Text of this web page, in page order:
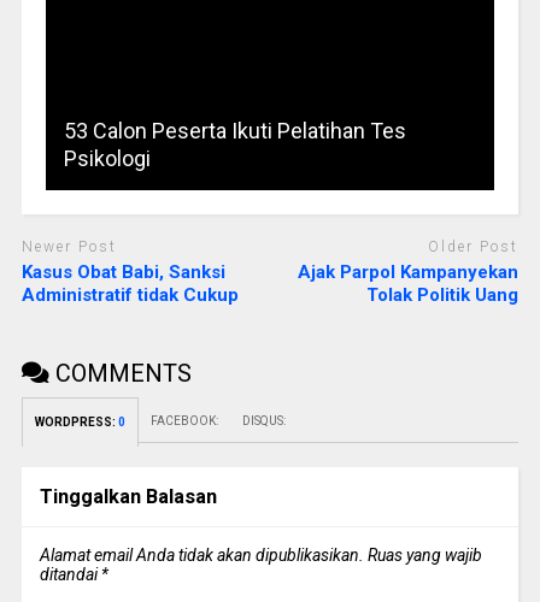
53 Calon Peserta Ikuti Pelatihan Tes
Psikologi
Newer Post
Kasus Obat Babi, Sanksi
Administratif tidak Cukup
Older Post
Ajak Parpol Kampanyekan
Tolak Politik Uang
COMMENTS
WORDPRESS: 0 FACEBOOK: DISQUS:
Tinggalkan Balasan
Alamat email Anda tidak akan dipublikasikan. Ruas yang wajib
ditandai*